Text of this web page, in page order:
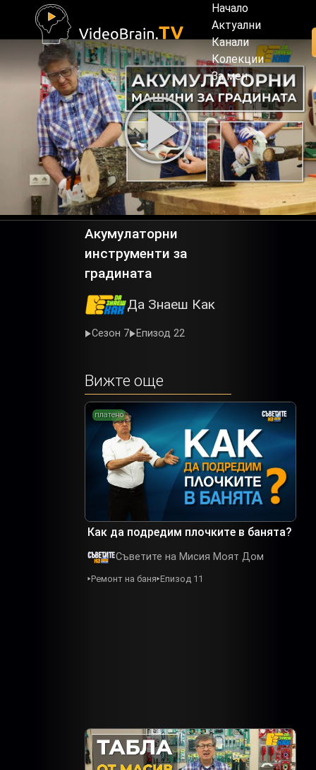
Начало
Актуални
Канали
Колекции
За мен
Акумулаторни
инструменти за
градината
Да Знаеш Как
Сезон 7 Епизод 22
Вижте още
платено
Как да подредим плочките в банята?
Съветите на Мисия Моят Дом
Ремонт на баня Епизод 11